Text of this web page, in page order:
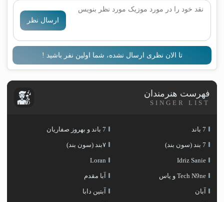
ارسال نظر
تا الان نظری ارسال نشده، شما اولین نفر باشید !
فهرست هنرمندان
SINGER LIST
7 باند 7 باند و بهروز صفاریان
7 بند (سون بند) ۷بند (سون بند)
Idriz Sanie
Loran
Tech N9ne و یاس آبا مقدم
آبان آبتین دابا